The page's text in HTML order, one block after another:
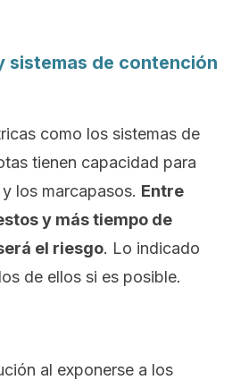
sistemas de contención
como los sistemas de
tienen capacidad para
los marcapasos. Entre
y más tiempo de
el riesgo. Lo indicado
de ellos si es posible.
al exponerse a los